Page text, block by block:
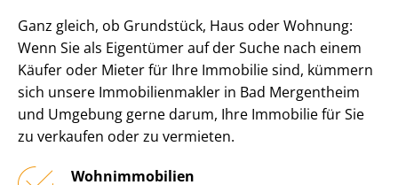
Ganz gleich, ob Grundstück, Haus oder Wohnung:
Wenn Sie als Eigentümer auf der Suche nach einem
Käufer oder Mieter für Ihre Immobilie sind, kümmern
sich unsere Im­mo­bi­li­en­mak­ler in Bad Mergentheim
und Umgebung gerne darum, Ihre Immobilie für Sie
zu verkaufen oder zu vermieten.
Wohnimmobilien